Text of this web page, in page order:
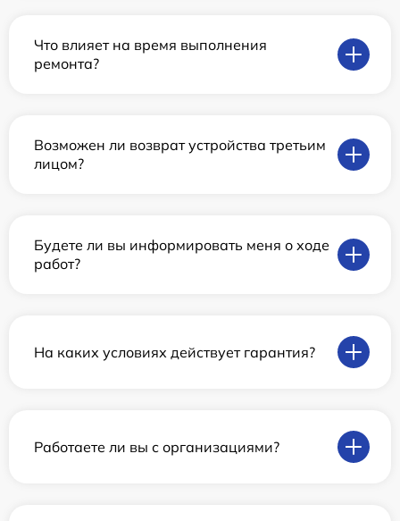
Что влияет на время выполнения
ремонта?
Возможен ли возврат устройства третьим
лицом?
Будете ли вы информировать меня о ходе
работ?
На каких условиях действует гарантия?
Работаете ли вы с организациями?